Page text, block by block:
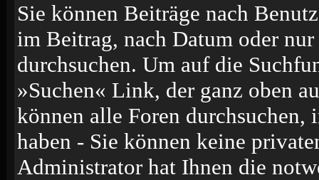
Sie können Beiträge nach
im Beitrag, nach Datum oder
durchsuchen. Um auf die
»Suchen« Link, der ganz oben
können alle Foren durchsuchen,
haben - Sie können keine
Administrator hat Ihnen die